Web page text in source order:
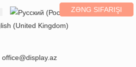
ZƏNG SIFARIŞI
office@display.az